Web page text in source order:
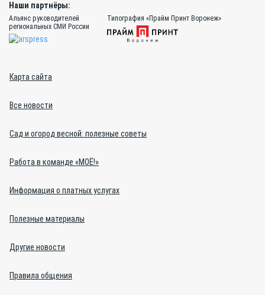
Наши партнёры:
Альянс руководителей
региональных СМИ России
Типография «Прайм Принт Воронеж»
Карта сайта
Все новости
Сад и огород весной: полезные советы
Работа в команде «МОЁ!»
Информация о платных услугах
Полезные материалы
Другие новости
Правила общения